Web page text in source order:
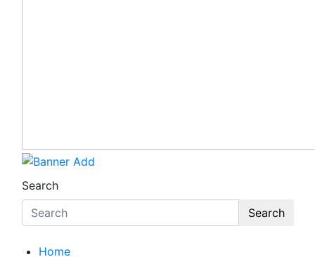
Search
Search
Home